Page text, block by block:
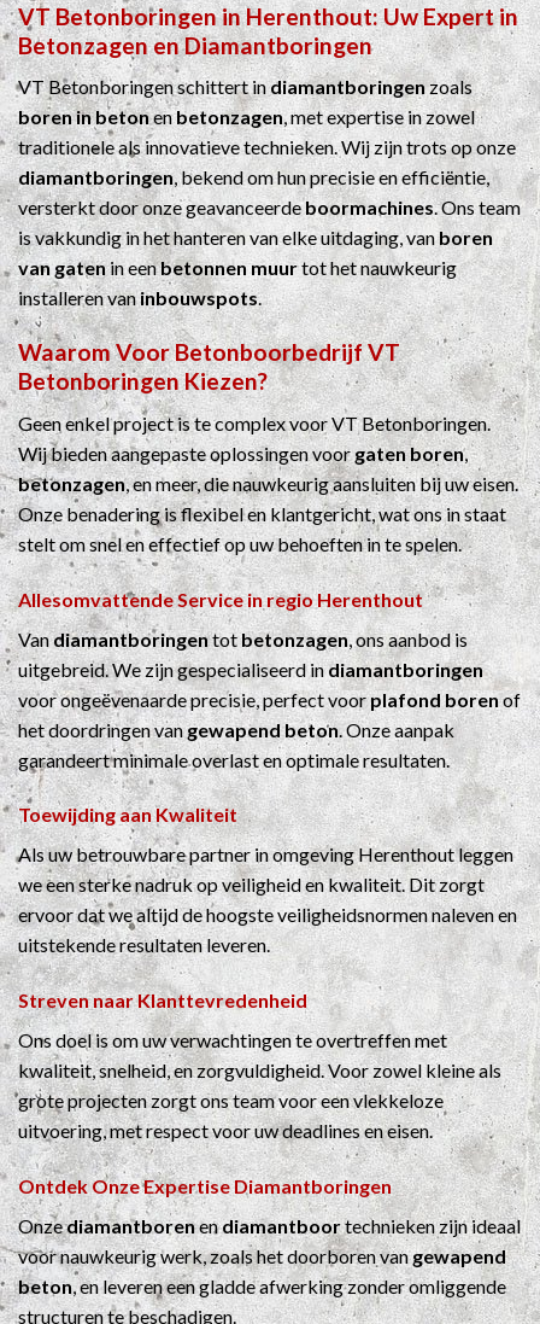
VT BetonboringeninHerenthout: Uw Expert in
BetonzagenenDiamantboringen
VT Betonboringen schittert indiamantboringenzoals
boren in betonenbetonzagen, met expertise in zowel
traditionele als innovatieve technieken. Wij zijn trots op onze
diamantboringen, bekend om hun precisie en efficiëntie,
versterkt door onze geavanceerdeboormachines. Ons team
is vakkundig in het hanteren van elke uitdaging, vanboren
van gatenin eenbetonnen muurtot het nauwkeurig
installeren vaninbouwspots.
Waarom VoorBetonboorbedrijfVT
Betonboringen Kiezen?
Geen enkel project is te complex voor VT Betonboringen.
Wij bieden aangepaste oplossingen voorgaten boren,
betonzagen, en meer, die nauwkeurig aansluiten bij uw eisen.
Onze benadering is flexibel en klantgericht, wat ons in staat
stelt om snel en effectief op uw behoeften in te spelen.
Allesomvattende Service in regio Herenthout
Vandiamantboringentotbetonzagen, ons aanbod is
uitgebreid. We zijn gespecialiseerd indiamantboringen
voor ongeëvenaarde precisie, perfect voorplafond borenof
het doordringen vangewapend beton. Onze aanpak
garandeert minimale overlast en optimale resultaten.
Toewijding aan Kwaliteit
Als uw betrouwbare partner in omgeving Herenthout leggen
we een sterke nadruk op veiligheid en kwaliteit. Dit zorgt
ervoor dat we altijd de hoogste veiligheidsnormen naleven en
uitstekende resultaten leveren.
Streven naar Klanttevredenheid
Ons doel is om uw verwachtingen te overtreffen met
kwaliteit, snelheid, en zorgvuldigheid. Voor zowel kleine als
grote projecten zorgt ons team voor een vlekkeloze
uitvoering, met respect voor uw deadlines en eisen.
Ontdek Onze ExpertiseDiamantboringen
Onzediamantborenendiamantboortechnieken zijn ideaal
voor nauwkeurig werk, zoals het doorboren vangewapend
beton, en leveren een gladde afwerking zonder omliggende
structuren te beschadigen.